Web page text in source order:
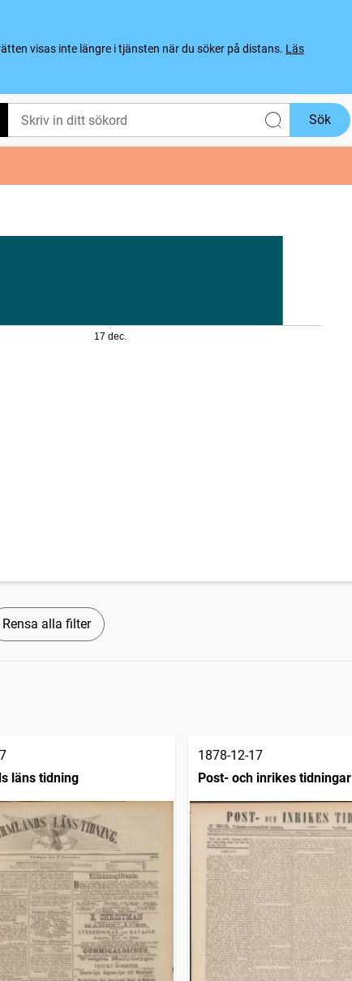
visas inte längre i tjänsten när du söker på distans. Läs
Sök
17 dec.
Rensa alla filter
läns tidning
1878-12-17
Post- och inrikes tidningar